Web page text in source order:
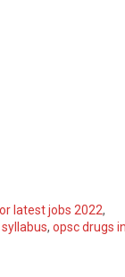
latest jobs 2022,
, opsc drugs